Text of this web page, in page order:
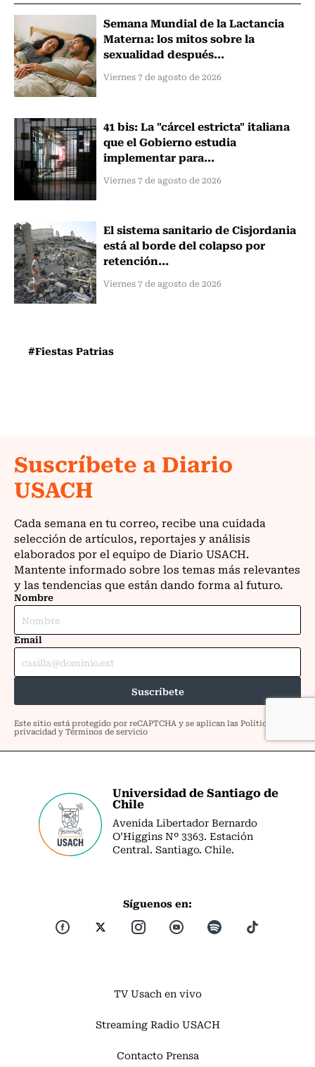
Semana Mundial de la Lactancia
Materna: los mitos sobre la
sexualidad después...
Viernes 7 de agosto de 2026
41 bis: La "cárcel estricta" italiana
que el Gobierno estudia
implementar para...
Viernes 7 de agosto de 2026
El sistema sanitario de Cisjordania
está al borde del colapso por
retención...
Viernes 7 de agosto de 2026
#Fiestas Patrias
Universidad de Santiago de
Chile
Avenida Libertador Bernardo
O’Higgins Nº 3363. Estación
Central. Santiago. Chile.
Síguenos en:
TV Usach en vivo
Streaming Radio USACH
Contacto Prensa